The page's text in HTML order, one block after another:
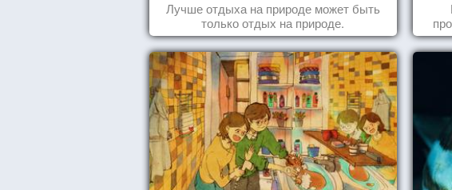
Лучше отдыха на природе может быть
только отдых на природе.